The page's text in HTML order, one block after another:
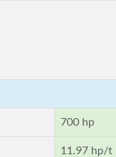
700 hp
11.97 hp/t